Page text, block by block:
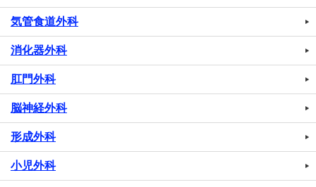
気管食道外科
消化器外科
肛門外科
脳神経外科
形成外科
小児外科